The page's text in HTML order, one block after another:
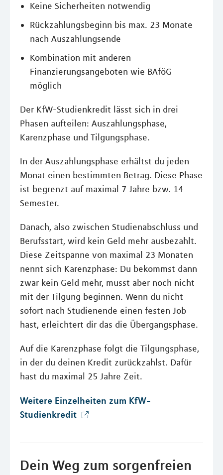
Keine Sicherheiten notwendig
Rückzahlungsbeginn bis max. 23 Monate
nach Auszahlungsende
Kombination mit anderen
Finanzierungsangeboten wie BAföG
möglich
Der KfW-Studienkredit lässt sich in drei
Phasen aufteilen: Auszahlungsphase,
Karenzphase und Tilgungsphase.
In der Auszahlungsphase erhältst du jeden
Monat einen bestimmten Betrag. Diese Phase
ist begrenzt auf maximal 7 Jahre bzw. 14
Semester.
Danach, also zwischen Studienabschluss und
Berufsstart, wird kein Geld mehr ausbezahlt.
Diese Zeitspanne von maximal 23 Monaten
nennt sich Karenzphase: Du bekommst dann
zwar kein Geld mehr, musst aber noch nicht
mit der Tilgung beginnen. Wenn du nicht
sofort nach Studienende einen festen Job
hast, erleichtert dir das die Übergangsphase.
Auf die Karenzphase folgt die Tilgungsphase,
in der du deinen Kredit zurückzahlst. Dafür
hast du maximal 25 Jahre Zeit.
Weitere Einzelheiten zum KfW-
Studienkredit
Dein Weg zum sorgenfreien